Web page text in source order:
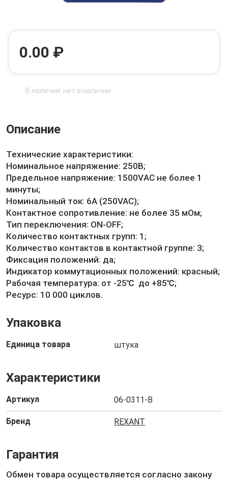
0.00 ₽
В наличии: нет в наличии
Описание
Технические характеристики:
Номинальное напряжение: 250В;
Предельное напряжение: 1500VАС не более 1
минуты;
Номинальный ток: 6A (250VAC);
Контактное сопротивление: не более 35 мОм;
Тип переключения: ON-OFF;
Количество контактных групп: 1;
Количество контактов в контактной группе: 3;
Фиксация положений: да;
Индикатор коммутационных положений: красный;
Рабочая температура: от -25℃ до +85℃;
Ресурс: 10 000 циклов.
Упаковка
Единица товара штука
Характеристики
Артикул 06-0311-B
Бренд REXANT
Гарантия
Обмен товара осуществляется согласно закону